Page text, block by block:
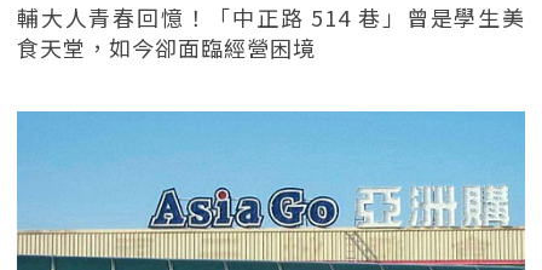
輔大人青春回憶！「中正路 514 巷」曾是學生美
食天堂，如今卻面臨經營困境